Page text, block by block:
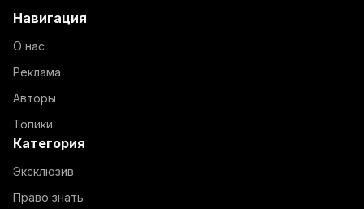
Навигация
О нас
Реклама
Авторы
Топики
Категория
Эксклюзив
Право знать